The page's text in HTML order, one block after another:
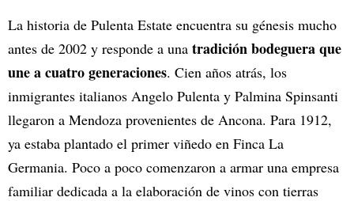
La historia de Pulenta Estate encuentra su génesis mucho
antes de 2002 y responde a una tradición bodeguera que
une a cuatro generaciones. Cien años atrás, los
inmigrantes italianos Angelo Pulenta y Palmina Spinsanti
llegaron a Mendoza provenientes de Ancona. Para 1912,
ya estaba plantado el primer viñedo en Finca La
Germania. Poco a poco comenzaron a armar una empresa
familiar dedicada a la elaboración de vinos con tierras